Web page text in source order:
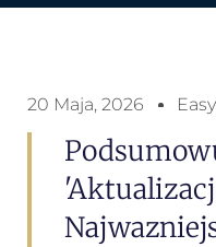
20 Maja, 2026